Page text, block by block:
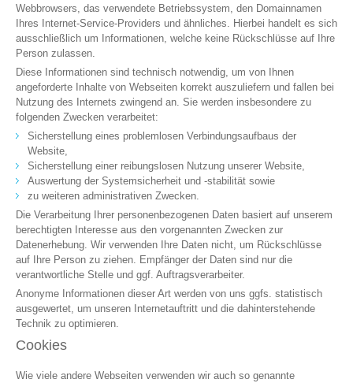
Webbrowsers, das verwendete Betriebssystem, den Domainnamen
Ihres Internet-Service-Providers und ähnliches. Hierbei handelt es sich
ausschließlich um Informationen, welche keine Rückschlüsse auf Ihre
Person zulassen.
Diese Informationen sind technisch notwendig, um von Ihnen
angeforderte Inhalte von Webseiten korrekt auszuliefern und fallen bei
Nutzung des Internets zwingend an. Sie werden insbesondere zu
folgenden Zwecken verarbeitet:
Sicherstellung eines problemlosen Verbindungsaufbaus der
Website,
Sicherstellung einer reibungslosen Nutzung unserer Website,
Auswertung der Systemsicherheit und -stabilität sowie
zu weiteren administrativen Zwecken.
Die Verarbeitung Ihrer personenbezogenen Daten basiert auf unserem
berechtigten Interesse aus den vorgenannten Zwecken zur
Datenerhebung. Wir verwenden Ihre Daten nicht, um Rückschlüsse
auf Ihre Person zu ziehen. Empfänger der Daten sind nur die
verantwortliche Stelle und ggf. Auftragsverarbeiter.
Anonyme Informationen dieser Art werden von uns ggfs. statistisch
ausgewertet, um unseren Internetauftritt und die dahinterstehende
Technik zu optimieren.
Cookies
Wie viele andere Webseiten verwenden wir auch so genannte